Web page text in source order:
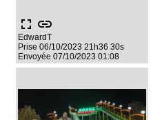
fullscreen link
EdwardT
Prise 06/10/2023 21h36 30s
Envoyée 07/10/2023 01:08